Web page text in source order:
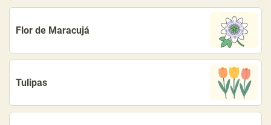
Flor de Maracujá
Tulipas